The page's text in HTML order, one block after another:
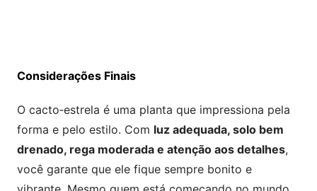
Considerações Finais
O cacto‑estrela é uma planta que impressiona pela
forma e pelo estilo. Com luz adequada, solo bem
drenado, rega moderada e atenção aos detalhes,
você garante que ele fique sempre bonito e